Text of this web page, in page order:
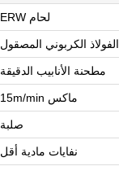
لحام ERW
الفولاذ الكربوني المصقول
مطحنة الأنابيب الدقيقة
ماكس 15m/min
صلبة
نفايات مادية أقل